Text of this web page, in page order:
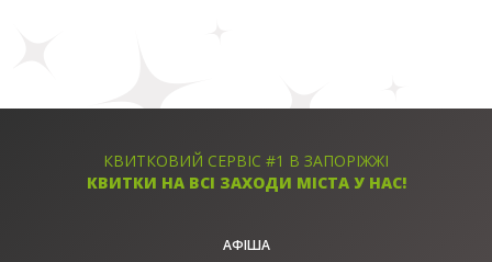
КВИТКОВИЙ СЕРВІС #1 В ЗАПОРІЖЖІ
КВИТКИ НА ВСІ ЗАХОДИ МІСТА У НАС!
АФІША